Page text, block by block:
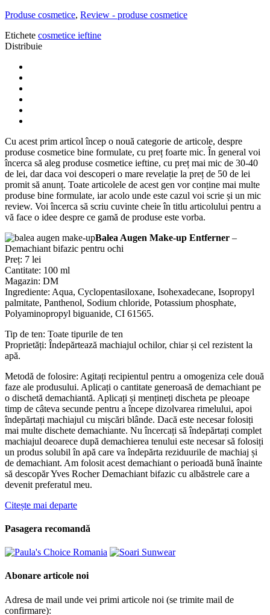
Produse cosmetice, Review - produse cosmetice
Etichete cosmetice ieftine
Distribuie
Cu acest prim articol încep o nouă categorie de articole, despre
produse cosmetice bine formulate, cu preț foarte mic. În general voi
încerca să aleg produse cosmetice ieftine, cu preț mai mic de 30-40
de lei, dar daca voi descoperi o mare revelație la preț de 50 de lei
promit să anunț. Toate articolele de acest gen vor conține mai multe
produse bine formulate, iar acolo unde este cazul voi scrie și un mic
review. Voi încerca să scriu cuvinte cheie în titlu articolului pentru a
vă face o idee despre ce gamă de produse este vorba.
Balea Augen Make-up Entferner –
Demachiant bifazic pentru ochi
Preț: 7 lei
Cantitate: 100 ml
Magazin: DM
Ingrediente: Aqua, Cyclopentasiloxane, Isohexadecane, Isopropyl
palmitate, Panthenol, Sodium chloride, Potassium phosphate,
Polyaminopropyl biguanide, CI 61565.
Tip de ten: Toate tipurile de ten
Proprietăți: Îndepărtează machiajul ochilor, chiar și cel rezistent la
apă.
Metodă de folosire: Agitați recipientul pentru a omogeniza cele două
faze ale produsului. Aplicați o cantitate generoasă de demachiant pe
o dischetă demachiantă. Aplicați și mențineți discheta pe pleoape
timp de câteva secunde pentru a începe dizolvarea rimelului, apoi
îndepărtați machiajul cu mișcări blânde. Dacă este necesar folosiți
mai multe dischete demachiante. Nu încercați să îndepărtați complet
machiajul deoarece după demachierea tenului este necesar să folosiți
un produs solubil în apă care va îndepărta reziduurile de machiaj și
de demachiant. Am folosit acest demachiant o perioadă bună înainte
să descopăr Yves Rocher Demachiant bifazic cu albăstrele care a
devenit preferatul meu.
Citește mai departe
Pasagera recomandă
Abonare articole noi
Adresa de mail unde vei primi articole noi (se trimite mail de
confirmare):